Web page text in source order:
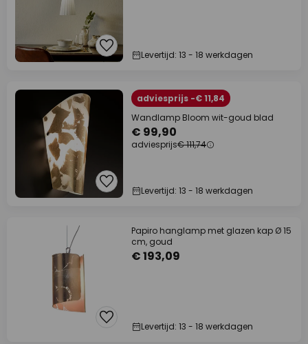
Levertijd: 13 - 18 werkdagen
adviesprijs -€ 11,84
Wandlamp Bloom wit-goud blad
€ 99,90
adviesprijs€ 111,74
Levertijd: 13 - 18 werkdagen
Papiro hanglamp met glazen kap Ø 15
cm, goud
€ 193,09
Levertijd: 13 - 18 werkdagen